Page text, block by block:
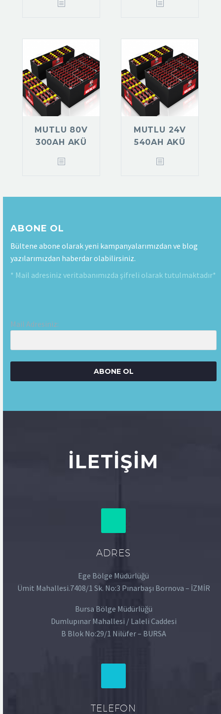
MUTLU 80V
300AH AKÜ
MUTLU 24V
540AH AKÜ
ABONE OL
Bültene abone olarak yeni kampanyalarımızdan ve blog
yazılarımızdan haberdar olabilirsiniz.
* Mail adresiniz veritabanımızda şifreli olarak tutulmaktadır*
Mail Adresiniz:
ABONE OL
İLETIŞIM
ADRES
Ege Bölge Müdürlüğü
Ümit Mahallesi.7408/1 Sk. No:3 Pınarbaşı Bornova – İZMİR
Bursa Bölge Müdürlüğü
Dumlupınar Mahallesi / Laleli Caddesi
B Blok No:29/1 Nilüfer – BURSA
TELEFON